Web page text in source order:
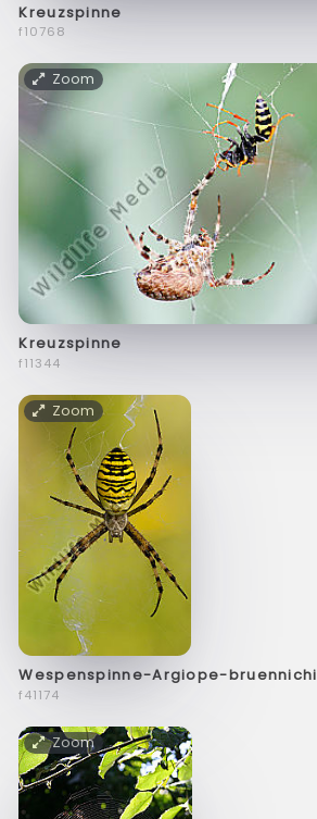
Kreuzspinne
f10768
Zoom
Kreuzspinne
f11344
Zoom
Wespenspinne-Argiope-bruennichi
f41174
Zoom